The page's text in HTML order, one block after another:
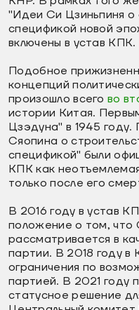
"Идеи Си Цзиньпиня о
спецификой новой
включены в устав КПК.
Подобное
концепций
произошло всегово
истории Китая.
Цзэдуна" в 1945
Сяопина о
спецификой" были
КПК как
только после его
В 2016 году в устав
положение о том, что
рассматривается в
партии. В 2018 году
ограничения по
партией. В 2021 году
статусное решение